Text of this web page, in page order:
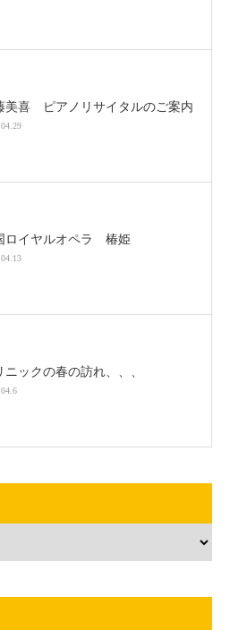
美喜 ピアノリサイタルのご案内
ロイヤルオペラ 椿姫
ニックの春の訪れ、、、